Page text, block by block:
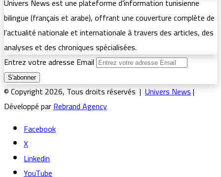
Univers News est une plateforme d’information tunisienne
bilingue (français et arabe), offrant une couverture complète de
l’actualité nationale et internationale à travers des articles, des
analyses et des chroniques spécialisées.
Entrez votre adresse Email
© Copyright 2026, Tous droits réservés |Univers News|
Développé parRebrand Agency
Facebook
X
Linkedin
YouTube